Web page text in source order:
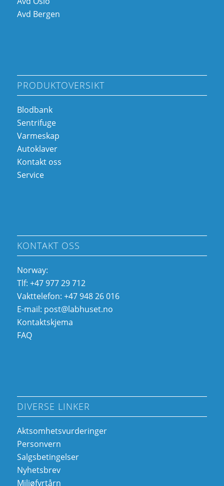
Avd Bergen
PRODUKTOVERSIKT
Blodbank
Sentrifuge
Varmeskap
Autoklaver
Kontakt oss
Service
KONTAKT OSS
Norway:
Tlf: +47 977 29 712
Vakttelefon: +47 948 26 016
E-mail: post@labhuset.no
Kontaktskjema
FAQ
DIVERSE LINKER
Aktsomhetsvurderinger
Personvern
Salgsbetingelser
Nyhetsbrev
Miljøfyrtårn